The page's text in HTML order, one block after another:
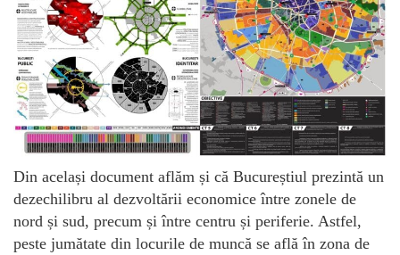
Din același document aflăm și că Bucureștiul prezintă un
dezechilibru al dezvoltării economice între zonele de
nord și sud, precum și între centru și periferie. Astfel,
peste jumătate din locurile de muncă se află în zona de